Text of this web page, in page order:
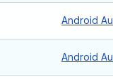
Android
Android